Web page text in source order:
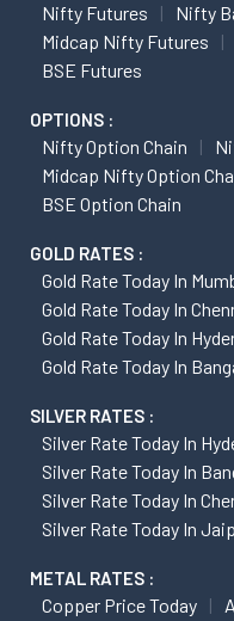
Nifty Futures
Nifty
Midcap Nifty Futures
BSE Futures
OPTIONS :
Nifty Option Chain
Midcap Nifty Option
BSE Option Chain
GOLD RATES :
Gold Rate Today In
Gold Rate Today In
Gold Rate Today In
Gold Rate Today In
SILVER RATES :
Silver Rate Today In
Silver Rate Today In
Silver Rate Today In
Silver Rate Today In
METAL RATES :
Copper Price Today